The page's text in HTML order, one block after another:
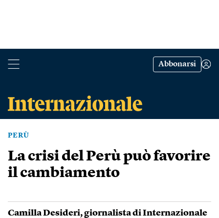
Abbonarsi
PERÙ
La crisi del Perù può favorire
il cambiamento
Camilla Desideri, giornalista di Internazionale